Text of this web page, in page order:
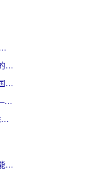
回放？海外党必看的体育赛事观赛终极指南
身在异乡，如何找回那片熟悉的网络风景？在国外如何浏览国内网站
酷我音乐地区限制？海外党听国内音乐听书的终极解决方案来了
“国外可以看国内电视剧吗？”—— 这不仅是疑问，更是我们共同的乡愁与日常困境
优酷手机app地域限制怎么解除？海外党追剧看片的实用指南
身在海外，命运方舟怎么打才能告别卡顿？这份终极指南给你答案